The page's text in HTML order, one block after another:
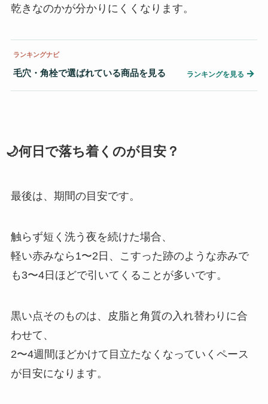
乾きなのかが分かりにくくなります。
ランキングナビ
毛穴・角栓で選ばれている商品を見る ランキングを見る →
🌙何日で落ち着くのが目安？
最後は、期間の目安です。
触らず短く洗う夜を続けた場合、
軽い赤みなら1〜2日、こすった跡のような赤みで
も3〜4日ほどで引いてくることが多いです。
黒い点そのものは、皮脂と角質の入れ替わりに合
わせて、
2〜4週間ほどかけて目立たなくなっていくペース
が目安になります。